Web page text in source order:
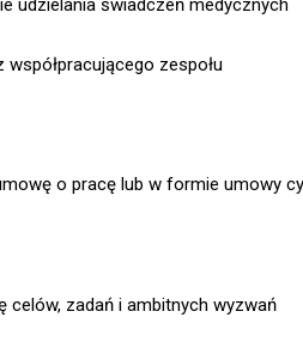
udzielania świadczeń medycznych
zespołu
o pracę lub w formie umowy
celów, zadań i ambitnych wyzwań